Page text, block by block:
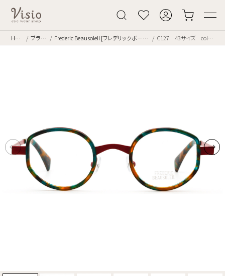
Home ブランド Frederic Beausoleil [フレデリックボーソレイユ] C127 43サイズ color.PIV